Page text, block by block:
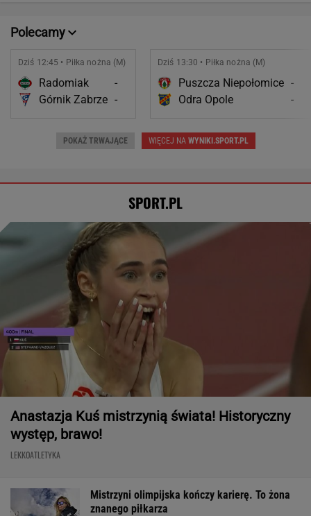
Polecamy
Dziś 12:45 • Piłka nożna (M)
Radomiak
-
Górnik Zabrze -
Dziś 13:30 • Piłka nożna (M)
Puszcza Niepołomice -
Odra Opole
-
POKAŻ TRWAJĄCE WIĘCEJ NAWYNIKI.SPORT.PL
SPORT.PL
Anastazja Kuś mistrzynią świata! Historyczny
występ, brawo!
LEKKOATLETYKA
Mistrzyni olimpijska kończy karierę. To żona
znanego piłkarza